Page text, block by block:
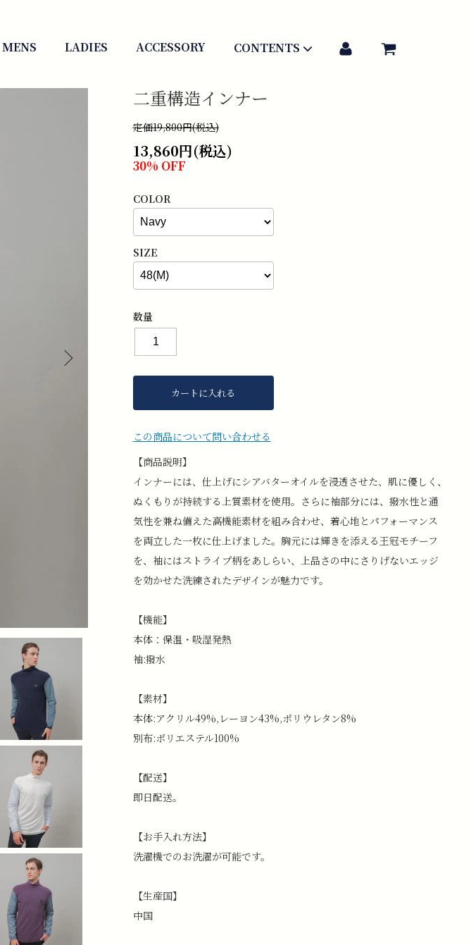
MENS LADIES ACCESSORY CONTENTS
二重構造インナー
定価19,800円(税込)
13,860円(税込)
30% OFF
COLOR
SIZE
数量
カートに入れる
この商品について問い合わせる
【商品説明】
インナーには、仕上げにシアバターオイルを浸透させた、肌に優しく、
ぬくもりが持続する上質素材を使用。さらに袖部分には、撥水性と通
気性を兼ね備えた高機能素材を組み合わせ、着心地とパフォーマンス
を両立した一枚に仕上げました。胸元には輝きを添える王冠モチーフ
を、袖にはストライプ柄をあしらい、上品さの中にさりげないエッジ
を効かせた洗練されたデザインが魅力です。
【機能】
本体：保温・吸湿発熱
袖:撥水
【素材】
本体:アクリル49%,レーヨン43%,ポリウレタン8%
別布:ポリエステル100%
【配送】
即日配送。
【お手入れ方法】
洗濯機でのお洗濯が可能です。
【生産国】
中国